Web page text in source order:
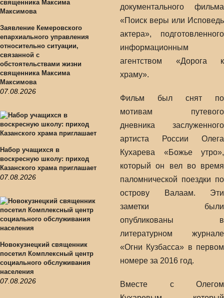
Заявление Кемеровского
епархиального управления
относительно ситуации,
связанной с
обстоятельствами жизни
священника Максима
Максимова
07.08.2026
Набор учащихся в
воскресную школу: приход
Казанского храма приглашает
07.08.2026
Новокузнецкий священник
посетил Комплексный центр
социального обслуживания
населения
07.08.2026
документального фильма
«Поиск веры или Исповедь
актера», подготовленного
информационным
агентством «Дорога к
храму».
Фильм был снят по
мотивам путевого
дневника заслуженного
артиста России Олега
Кухарева «Божье утро»,
который он вел во время
паломнической поездки по
острову Валаам. Эти
заметки были
опубликованы в
литературном журнале
«Огни Кузбасса» в первом
номере за 2016 год.
Вместе с Олегом